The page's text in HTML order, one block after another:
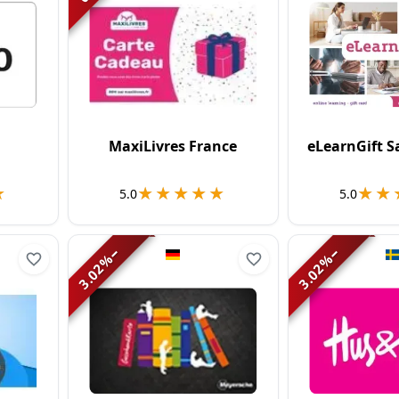
eLearnGift
5.0
MaxiLivres France
★★★★★
★★★★★
5.0
−
3.02%
−
3.02%